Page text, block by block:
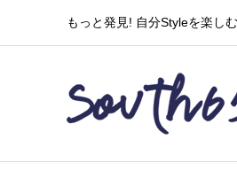
もっと発見! 自分Styleを楽し